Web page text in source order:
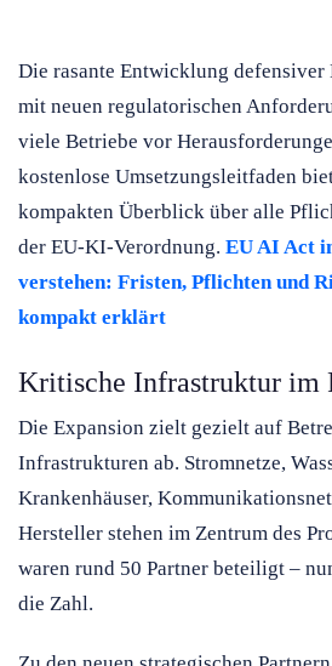
Die rasante Entwicklung defensiver
mit neuen regulatorischen
viele Betriebe vor
kostenlose Umsetzungsleitfaden
kompakten Überblick über alle
der EU-KI-Verordnung. EU AI Act
verstehen: Fristen, Pflichten und
kompakt erklärt
Kritische Infrastruktur im
Die Expansion zielt gezielt auf
Infrastrukturen ab. Stromnetze,
Krankenhäuser,
Hersteller stehen im Zentrum des
waren rund 50 Partner beteiligt –
die Zahl.